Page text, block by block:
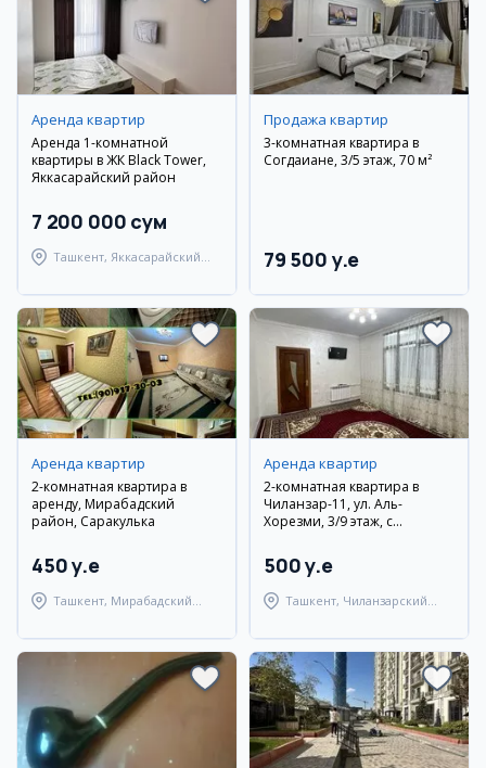
Аренда квартир
Аренда 1-комнатной
квартиры в ЖК Black Tower,
Яккасарайский район
7 200 000 сум
Ташкент, Яккасарайский
Продажа квартир
3-комнатная квартира в
Согдаиане, 3/5 этаж, 70 м²
79 500 y.e
Аренда квартир
2-комнатная квартира в
аренду, Мирабадский
район, Саракулька
450 y.e
Ташкент, Мирабадский
Аренда квартир
2-комнатная квартира в
Чиланзар-11, ул. Аль-
Хорезми, 3/9 этаж, с
500 y.e
Ташкент, Чиланзарский